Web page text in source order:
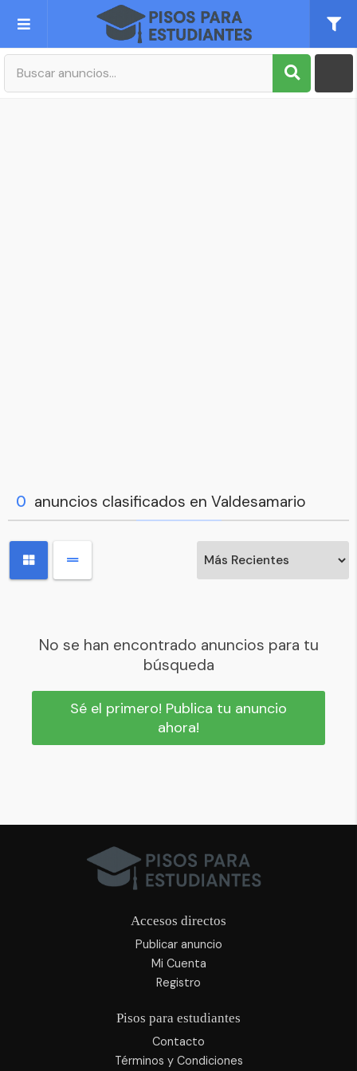
Publica tu Anuncio
0 anuncios clasificados en Valdesamario
No se han encontrado anuncios para tu
búsqueda
Sé el primero! Publica tu anuncio
ahora!
Accesos directos
Publicar anuncio
Mi Cuenta
Registro
Pisos para estudiantes
Contacto
Términos y Condiciones